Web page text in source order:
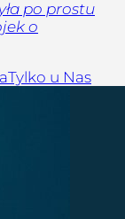
po prostu
o
Tylko u Nas